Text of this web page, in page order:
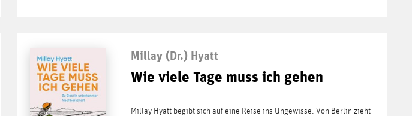
Millay (Dr.) Hyatt
Wie viele Tage muss ich gehen
Millay Hyatt begibt sich auf eine Reise ins Ungewisse: Von Berlin zieht